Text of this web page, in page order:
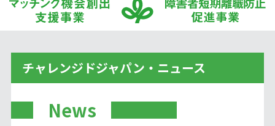
チャレンジドジャパン・ニュース
News